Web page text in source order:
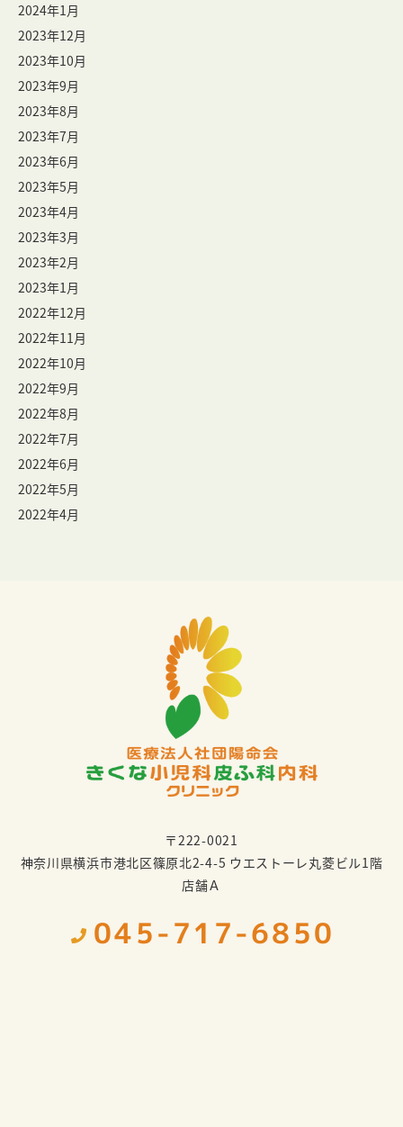
2024年1月
2023年12月
2023年10月
2023年9月
2023年8月
2023年7月
2023年6月
2023年5月
2023年4月
2023年3月
2023年2月
2023年1月
2022年12月
2022年11月
2022年10月
2022年9月
2022年8月
2022年7月
2022年6月
2022年5月
2022年4月
〒222-0021
神奈川県横浜市港北区篠原北2-4-5 ウエストーレ丸菱ビル1階
店舗Ａ
045-717-6850